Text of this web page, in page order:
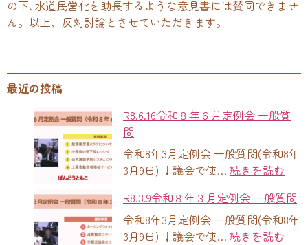
の下､水道民営化を助長するような意見書には賛同できませ
ん。以上、反対討論とさせていただきます。
最近の投稿
R8.6.16令和８年６月定例会 一般質
問
令和8年3月定例会 一般質問(令和8年
3月9日) ↓議会で使… 続きを読む
R8.3.9令和８年３月定例会 一般質問
令和8年3月定例会 一般質問(令和8年
3月9日) ↓議会で使… 続きを読む